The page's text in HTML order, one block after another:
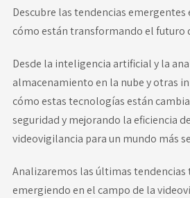
Descubre las tendencias emergentes
cómo están transformando el futuro
Desde la inteligencia artificial y la
almacenamiento en la nube y otras
cómo estas tecnologías están
seguridad y mejorando la eficiencia
videovigilancia para un mundo más
Analizaremos las últimas tendencias
emergiendo en el campo de la